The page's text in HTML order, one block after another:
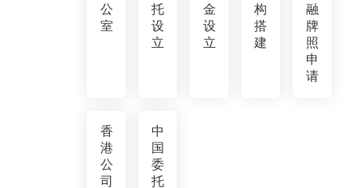
公
室
托
设
立
金
设
立
构
搭
建
融
牌
照
申
请
香
港
公
司
中
国
委
托